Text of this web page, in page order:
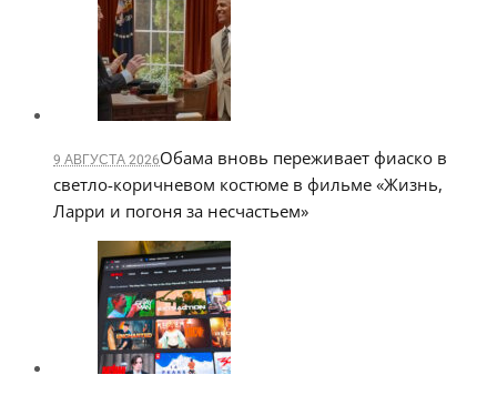
9 АВГУСТА 2026Обама вновь переживает фиаско в
светло-коричневом костюме в фильме «Жизнь,
Ларри и погоня за несчастьем»